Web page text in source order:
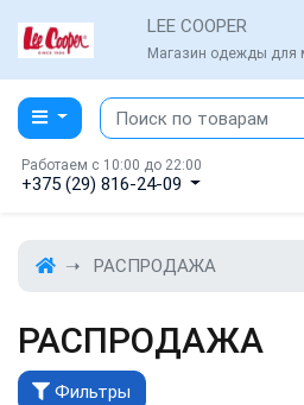
LEE COOPER
Магазин одежды для
Работаем с 10:00 до 22:00
+375 (29) 816-24-09
РАСПРОДАЖА
РАСПРОДАЖА
Фильтры